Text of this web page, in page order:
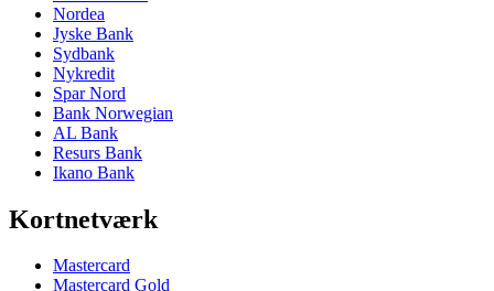
Nordea
Jyske Bank
Sydbank
Nykredit
Spar Nord
Bank Norwegian
AL Bank
Resurs Bank
Ikano Bank
Kortnetværk
Mastercard
Mastercard Gold